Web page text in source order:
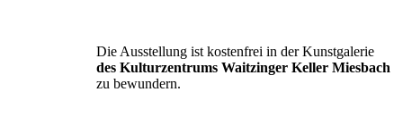
Die Ausstellung ist kostenfrei in der Kunstgalerie
des Kulturzentrums Waitzinger Keller Miesbach
zu bewundern.